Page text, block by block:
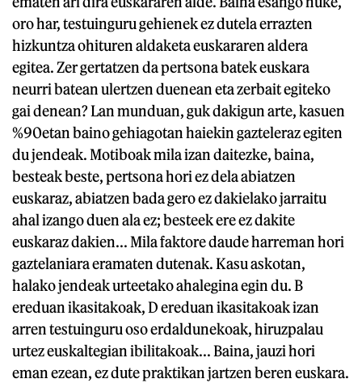
oro har, testuinguru gehienek ez dutela errazten
hizkuntza ohituren aldaketa euskararen aldera
egitea. Zer gertatzen da pertsona batek euskara
neurri batean ulertzen duenean eta zerbait egiteko
gai denean? Lan munduan, guk dakigun arte, kasuen
%90etan baino gehiagotan haiekin gazteleraz egiten
du jendeak. Motiboak mila izan daitezke, baina,
besteak beste, pertsona hori ez dela abiatzen
euskaraz, abiatzen bada gero ez dakielako jarraitu
ahal izango duen ala ez; besteek ere ez dakite
euskaraz dakien... Mila faktore daude harreman hori
gaztelaniara eramaten dutenak. Kasu askotan,
halako jendeak urteetako ahalegina egin du. B
ereduan ikasitakoak, D ereduan ikasitakoak izan
arren testuinguru oso erdaldunekoak, hiruzpalau
urtez euskaltegian ibilitakoak... Baina, jauzi hori
eman ezean, ez dute praktikan jartzen beren euskara.